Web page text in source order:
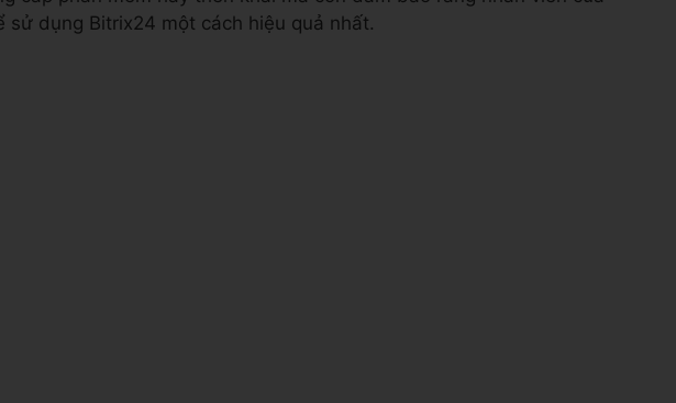
cấp phần mềm hay triển khai mà còn đảm bảo rằng nhân viên của